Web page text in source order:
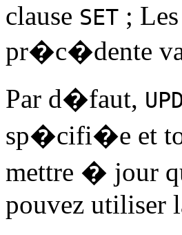
clause SET ;
pr�c�dente
Par d�faut,
sp�cifi�e et
mettre � jour
pouvez utiliser